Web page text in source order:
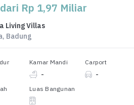
Rp 1,97 Miliar
Living Villas
Badung
Kamar Mandi
-
Carport
-
Luas Bangunan